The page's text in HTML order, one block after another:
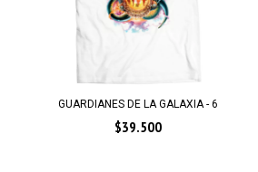
GUARDIANES DE LA GALAXIA - 6
$39.500